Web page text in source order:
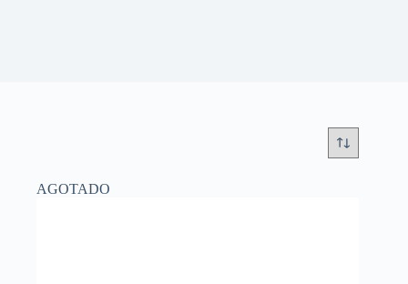
AGOTADO